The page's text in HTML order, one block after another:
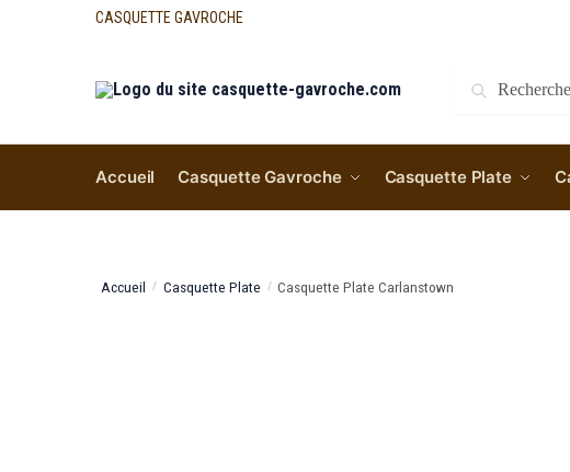
CASQUETTE GAVROCHE
Recherche
Accueil Casquette Gavroche Casquette Plate
Accueil / Casquette Plate / Casquette Plate Carlanstown